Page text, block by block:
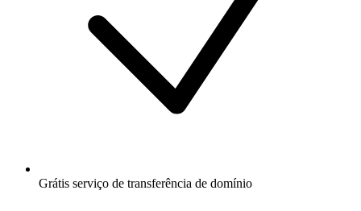
Grátis serviço de transferência de domínio